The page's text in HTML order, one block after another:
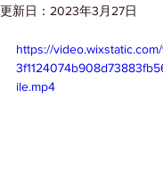
更新日： 2023年3月27日
https://
ile.mp4